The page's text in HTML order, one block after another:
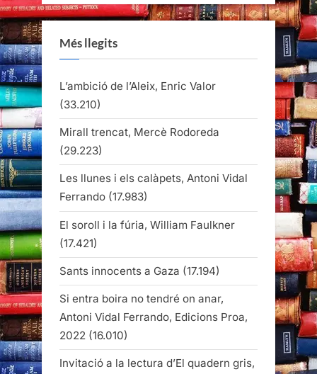
Més llegits
L’ambició de l’Aleix, Enric Valor
(33.210)
Mirall trencat, Mercè Rodoreda
(29.223)
Les llunes i els calàpets, Antoni Vidal
Ferrando (17.983)
El soroll i la fúria, William Faulkner
(17.421)
Sants innocents a Gaza (17.194)
Si entra boira no tendré on anar,
Antoni Vidal Ferrando, Edicions Proa,
2022 (16.010)
Invitació a la lectura d’El quadern gris,